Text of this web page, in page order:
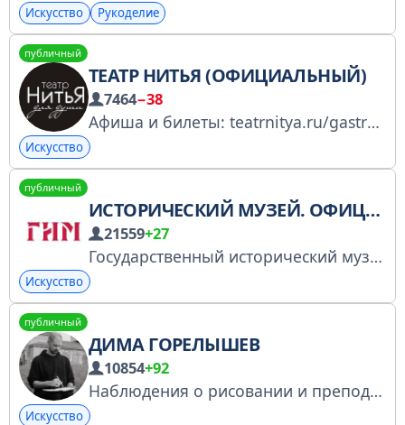
Искусство Рукоделие
публичный
ТЕАТР НИТЬЯ (ОФИЦИАЛЬНЫЙ)
7464−38
Афиша и билеты: teatrnitya.ru/gastroli Уникальные предложения, промокоды и подарки: vk.cc/cW56eS Пообщаемся с вами: t.me/+79956611051
Искусство
публичный
ИСТОРИЧЕСКИЙ МУЗЕЙ. ОФИЦИАЛЬНО
21559+27
Государственный исторический музей. Москва, Красная площадь, д. 1 shm.ru ГИМ детям @kids_shm Филиал в Туле @gimtula Канал конференции @gim_andm Ленин @lenin_shm РКН: https://knd.gov.ru/license?id=674083db31a9292acd32304d&registryType=bloggersPermission
Искусство
публичный
ДИМА ГОРЕЛЫШЕВ
10854+92
Наблюдения о рисовании и преподавании. Худрук Простой школы https://prostaya.ru Преподаватель Строгановки и Британки По любым вопросам пишите на go-gdmitry@yandex.ru
Искусство